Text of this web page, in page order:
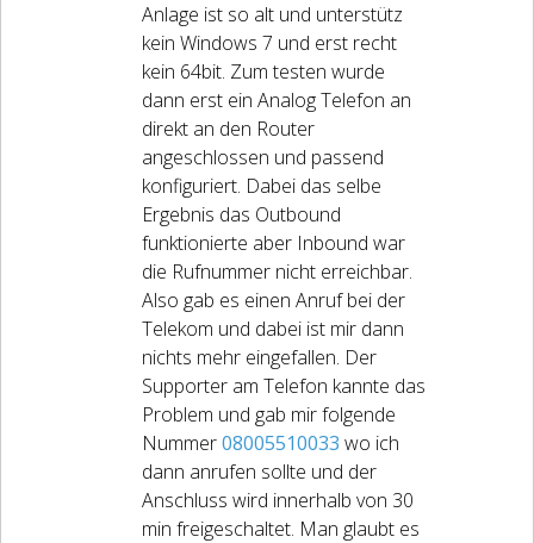
Anlage ist so alt und unterstütz
kein Windows 7 und erst recht
kein 64bit. Zum testen wurde
dann erst ein Analog Telefon an
direkt an den Router
angeschlossen und passend
konfiguriert. Dabei das selbe
Ergebnis das Outbound
funktionierte aber Inbound war
die Rufnummer nicht erreichbar.
Also gab es einen Anruf bei der
Telekom und dabei ist mir dann
nichts mehr eingefallen. Der
Supporter am Telefon kannte das
Problem und gab mir folgende
Nummer08005510033 wo ich
dann anrufen sollte und der
Anschluss wird innerhalb von 30
min freigeschaltet. Man glaubt es